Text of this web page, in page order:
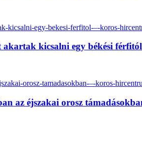
kicsalni egy békési
az éjszakai orosz